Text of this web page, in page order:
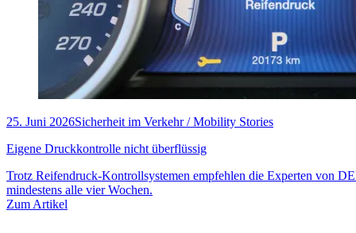
25. Juni 2026Sicherheit im Verkehr / Mobility Stories
Eigene Druckkontrolle nicht überflüssig
Trotz Reifendruck-Kontrollsystemen empfehlen die Experten von
mindestens alle vier Wochen.
Zum Artikel